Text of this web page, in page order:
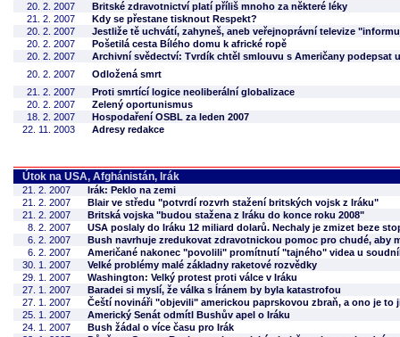
20. 2. 2007
Britské zdravotnictví platí příliš mnoho za některé léky
21. 2. 2007
Kdy se přestane tisknout Respekt?
20. 2. 2007
Jestliže tě uchvátí, zahyneš, aneb veřejnoprávní televize
20. 2. 2007
Pošetilá cesta Bílého domu k africké ropě
20. 2. 2007
Archivní svědectví: Tvrdík chtěl smlouvu s Američany podepsat
20. 2. 2007
Odložená smrt
21. 2. 2007
Proti smrtící logice neoliberální globalizace
20. 2. 2007
Zelený oportunismus
18. 2. 2007
Hospodaření OSBL za leden 2007
22. 11. 2003
Adresy redakce
Útok na USA, Afghánistán, Irák
21. 2. 2007
Irák: Peklo na zemi
21. 2. 2007
Blair ve středu "potvrdí rozvrh stažení britských vojsk z Iráku"
21. 2. 2007
Britská vojska "budou stažena z Iráku do konce roku 2008"
8. 2. 2007
USA poslaly do Iráku 12 miliard dolarů. Nechaly je zmizet beze
6. 2. 2007
Bush navrhuje zredukovat zdravotnickou pomoc pro chudé, aby
6. 2. 2007
Američané nakonec "povolili" promítnutí "tajného" videa u
30. 1. 2007
Velké problémy malé základny raketové rozvědky
29. 1. 2007
Washington: Velký protest proti válce v Iráku
27. 1. 2007
Baradei si myslí, že válka s Íránem by byla katastrofou
27. 1. 2007
Čeští novináři "objevili" americkou paprskovou zbraň, a ono je to
25. 1. 2007
Americký Senát odmítl Bushův apel o Iráku
24. 1. 2007
Bush žádal o více času pro Irák